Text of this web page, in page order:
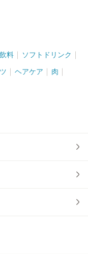
料 ソフトドリンク
ヘアケア 肉